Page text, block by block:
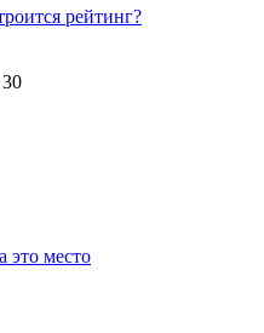
рейтинг?
это место